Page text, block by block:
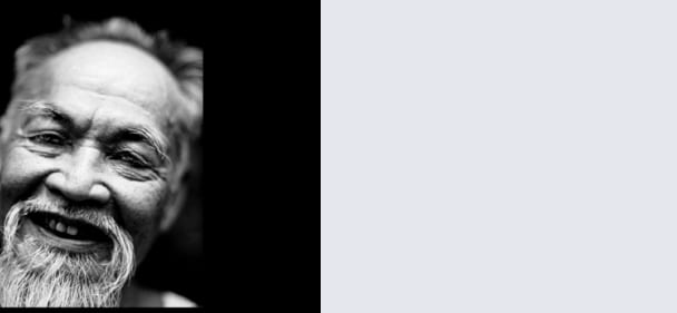
FRANCE ALUMNI VIỆT NAM
CHI NHÁNH: ĐÀ NẴNG